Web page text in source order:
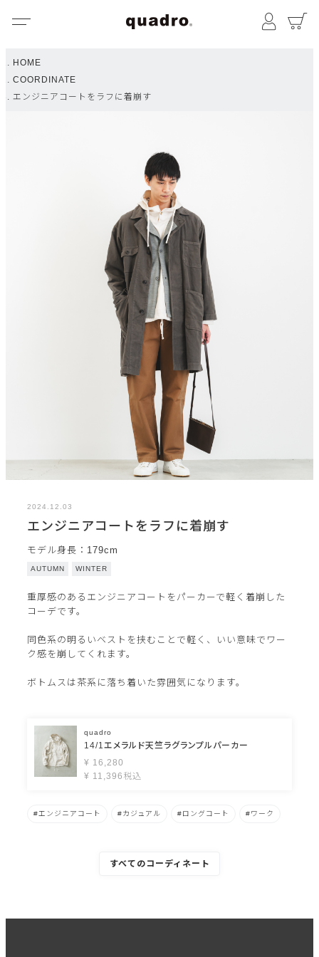
マイペ
HOME
COORDINATE
エンジニアコートをラフに着崩す
2024.12.03
エンジニアコートをラフに着崩す
モデル身長：179cm
AUTUMN WINTER
重厚感のあるエンジニアコートをパーカーで軽く着崩した
コーデです。
同色系の明るいベストを挟むことで軽く、いい意味でワー
ク感を崩してくれます。
ボトムスは茶系に落ち着いた雰囲気になります。
quadro
14/1エメラルド天竺ラグランプルパーカー
¥ 16,280
¥ 11,396 税込
エンジニアコート カジュアル ロングコート ワーク
すべてのコーディネート